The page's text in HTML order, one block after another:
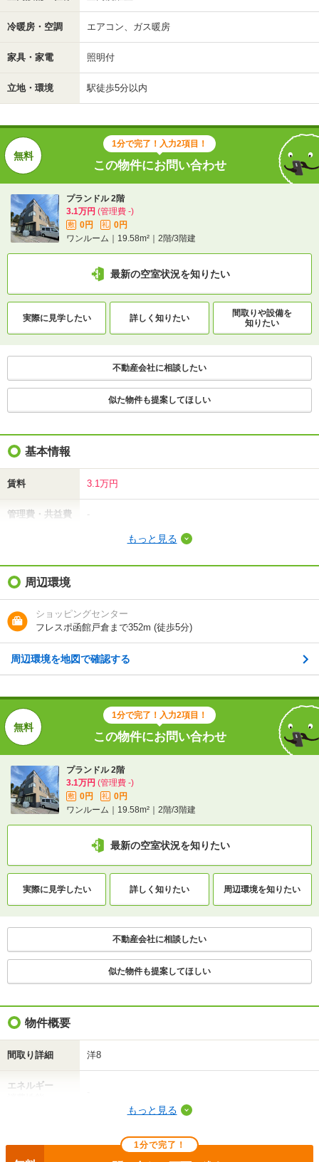
冷暖房・空調 エアコン、ガス暖房
家具・家電 照明付
立地・環境 駅徒歩5分以内
1分で完了！入力2項目！
この物件にお問い合わせ
プランドル 2階
3.1万円 (管理費 -)
敷 0円 礼
0円
ワンルーム｜19.58m²｜2階/3階建
最新の空室状況を知りたい
実際に見学したい 詳しく知りたい
間取りや設備を
知りたい
不動産会社に相談したい
似た物件も提案してほしい
基本情報
賃料 3.1万円
管理費・共益費 -
礼金（敷引・償
却金）
間取り / 専有面
積
ワンルーム/19.58m²
種別 / 構造 アパート/
階建 2階/3階建
向き 南
住所 北海道函館市湯川町３
地図を見る
函館バス/湯川小学校前 歩2分
1分で完了！入力2項目！
この物件にお問い合わせ
プランドル 2階
(管理費 -)
敷 0円 礼
0円
実際に
間取りや設備を
もっと見る
周辺環境
ショッピングセンター
フレスポ函館戸倉まで352m (徒歩5分)
周辺環境を地図で確認する
1分で完了！入力2項目！
この物件にお問い合わせ
プランドル 2階
3.1万円 (管理費 -)
敷 0円 礼
0円
ワンルーム｜19.58m²｜2階/3階建
最新の空室状況を知りたい
実際に見学したい 詳しく知りたい 周辺環境を知りたい
不動産会社に相談したい
似た物件も提案してほしい
物件概要
間取り詳細 洋8
エネルギー
目安光熱費
もっと見る
1分で完了！